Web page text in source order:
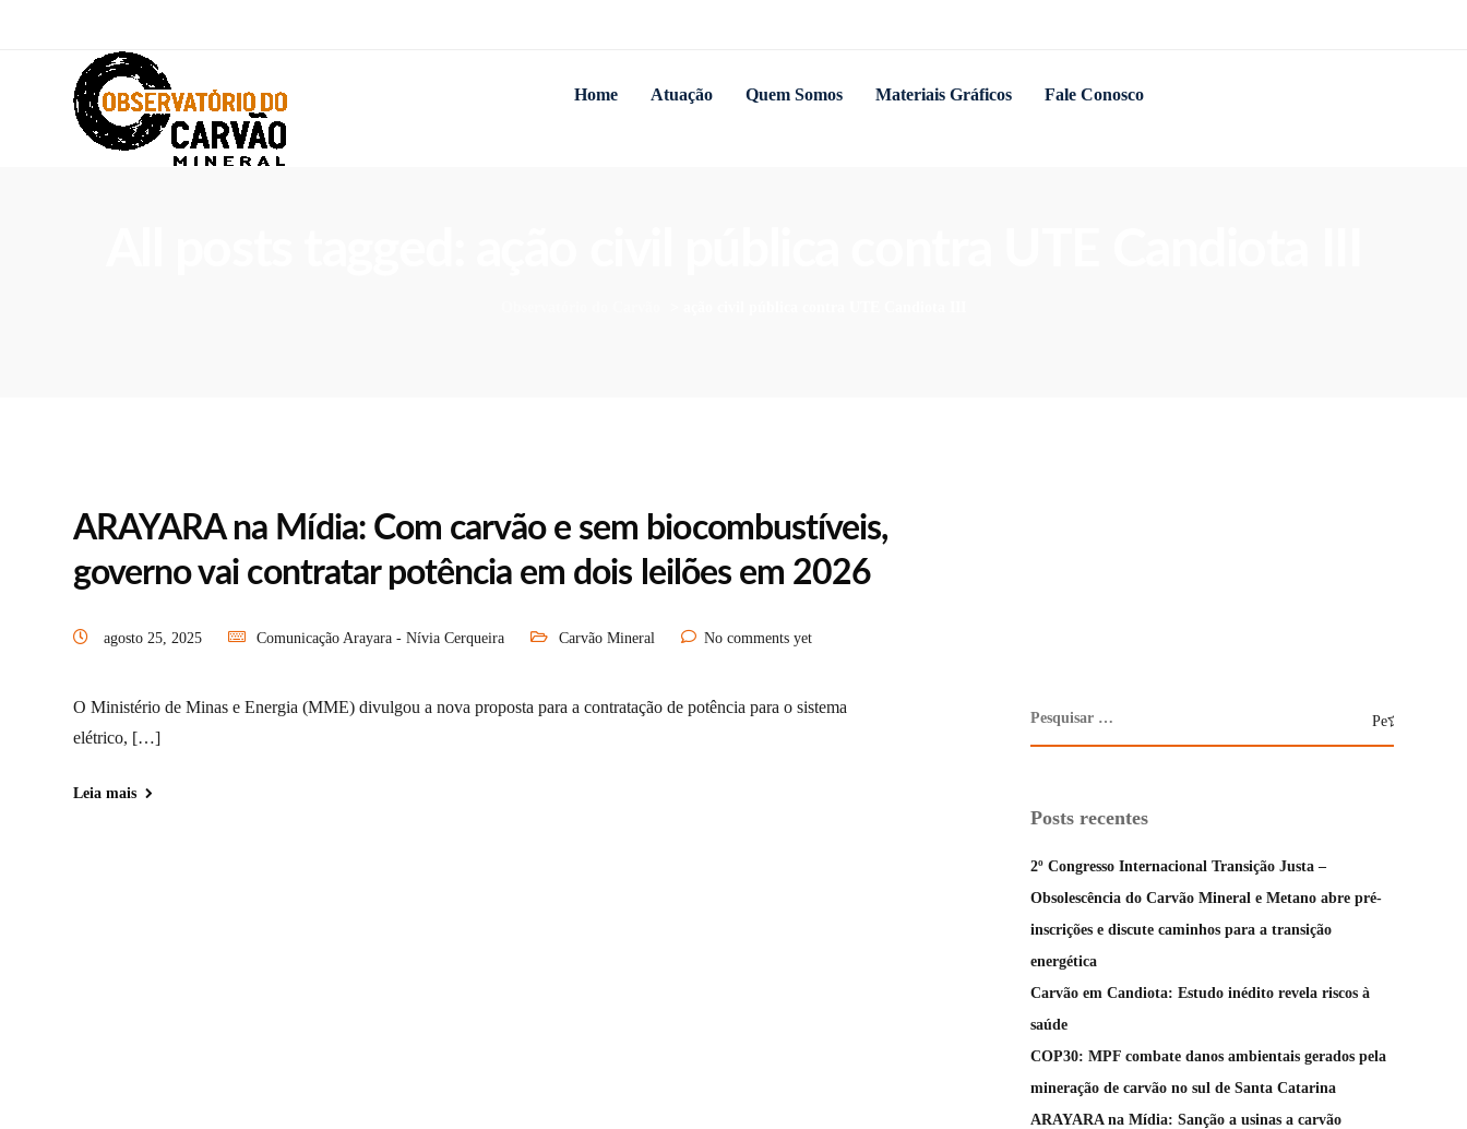
Home Atuação Quem Somos Materiais Gráficos Fale Conosco
ARAYARA na Mídia: Com carvão e sem biocombustíveis,
governo vai contratar potência em dois leilões em 2026
agosto 25, 2025 Comunicação Arayara - Nívia Cerqueira Carvão Mineral No comments yet
O Ministério de Minas e Energia (MME) divulgou a nova proposta para a contratação de potência para o sistema
elétrico, […]
Leia mais
Posts recentes
2º Congresso Internacional Transição Justa –
Obsolescência do Carvão Mineral e Metano abre pré-
inscrições e discute caminhos para a transição
energética
Carvão em Candiota: Estudo inédito revela riscos à
saúde
COP30: MPF combate danos ambientais gerados pela
mineração de carvão no sul de Santa Catarina
ARAYARA na Mídia: Sanção a usinas a carvão